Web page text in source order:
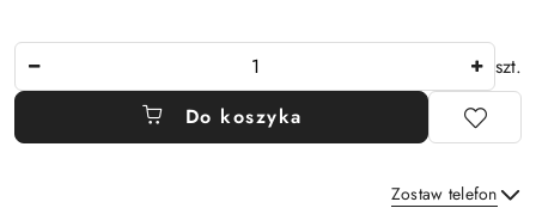
szt.
Do koszyka
Zostaw telefon